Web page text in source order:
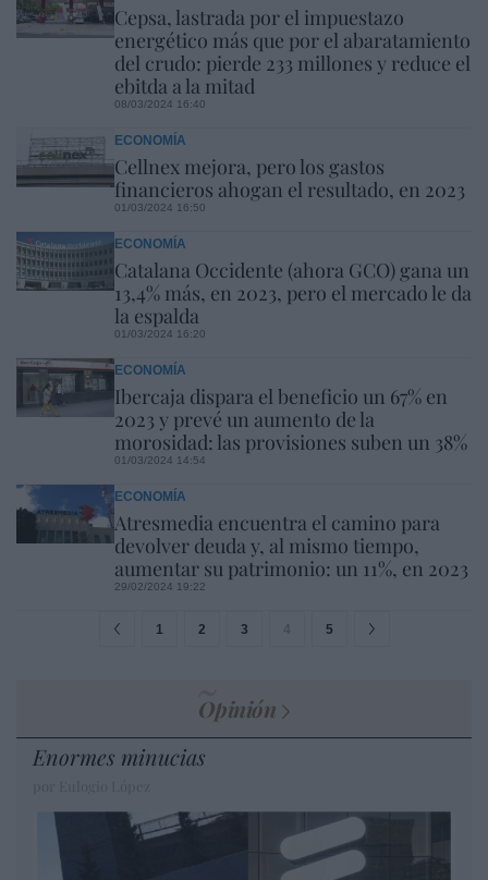
Cepsa, lastrada por el impuestazo
energético más que por el abaratamiento
del crudo: pierde 233 millones y reduce el
ebitda a la mitad
08/03/2024 16:40
Cellnex mejora, pero los gastos
financieros ahogan el resultado, en 2023
ECONOMÍA
01/03/2024 16:50
Catalana Occidente (ahora GCO) gana un
13,4% más, en 2023, pero el mercado le da
la espalda
ECONOMÍA
01/03/2024 16:20
Ibercaja dispara el beneficio un 67% en
2023 y prevé un aumento de la
morosidad: las provisiones suben un 38%
ECONOMÍA
01/03/2024 14:54
Atresmedia encuentra el camino para
devolver deuda y, al mismo tiempo,
aumentar su patrimonio: un 11%, en 2023
ECONOMÍA
29/02/2024 19:22
1 2 3 5
Opinión
Enormes minucias